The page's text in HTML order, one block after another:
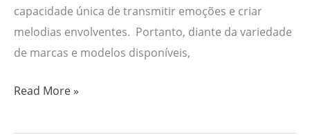
capacidade única de transmitir emoções e criar
melodias envolventes. Portanto, diante da variedade
de marcas e modelos disponíveis,
Read More »